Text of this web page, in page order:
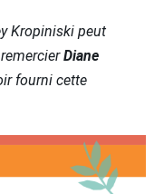
Kropiniski peut
Diane
fourni cette